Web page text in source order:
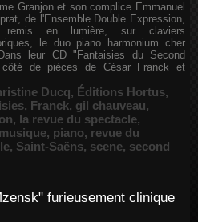
Granjon et son complice Emmanuel
de l'Ensemble Double Expression,
remis en lumière, sur claviers
le duo piano harmonium cher
leur CD "Fantaisies du Second
de pièces de César Franck et
Ducq, Éditions Hortus,
, Franck, gil chauveau,
, la revue du spectacle,
musique, piano, revue du
, Saint-Saëns, scene, second
furieusement clinique